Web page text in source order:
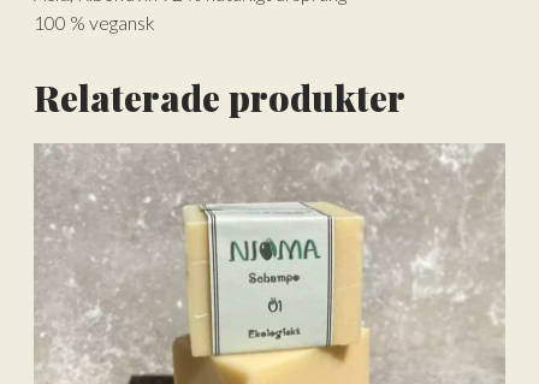
100 % vegansk
Relaterade produkter